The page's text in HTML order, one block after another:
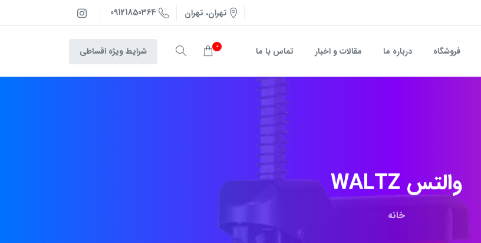
تهران، تهران 09121850364
فروشگاه درباره ما مقالات و اخبار تماس با ما 0 شرایط ویژه اقساطی
والتس WALTZ
خانه